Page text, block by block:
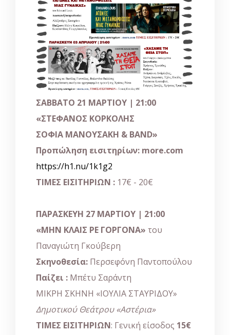
ΣΑΒΒΑΤΟ 21 ΜΑΡΤΙΟΥ | 21:00
«ΣΤΕΦΑΝΟΣ ΚΟΡΚΟΛΗΣ
ΣΟΦΙΑ ΜΑΝΟΥΣΑΚΗ & BAND»
Προπώληση εισιτηρίων: more.com
https://h1.nu/1k1g2
ΤΙΜΕΣ ΕΙΣΙΤΗΡΙΩΝ : 17€ - 20€
ΠΑΡΑΣΚΕΥΗ 27 ΜΑΡΤΙΟΥ | 21:00
«ΜΗΝ ΚΛΑΙΣ ΡΕ ΓΟΡΓΟΝΑ» του
Παναγιώτη Γκούβερη
Σκηνοθεσία: Περσεφόνη Παντοπούλου
Παίζει : Μπέτυ Σαράντη
ΜΙΚΡΗ ΣΚΗΝΗ «ΙΟΥΛΙΑ ΣΤΑΥΡΙΔΟΥ»
Δημοτικού Θεάτρου «Αστέρια»
ΤΙΜΕΣ ΕΙΣΙΤΗΡΙΩΝ: Γενική είσοδος 15€